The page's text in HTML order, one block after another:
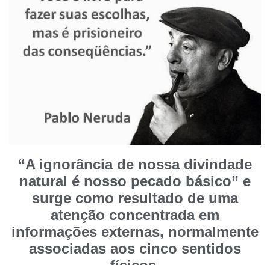
“A ignorância de nossa divindade
natural é nosso pecado básico” e
surge como resultado de uma
atenção concentrada em
informações externas, normalmente
associadas aos cinco sentidos